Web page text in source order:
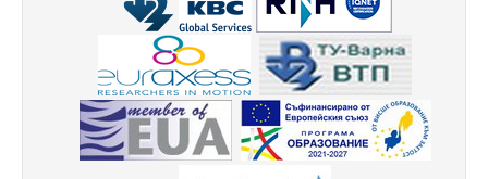
Нормативни документи
Научна дейност
Научни проекти
Бюлетин с проектна информация